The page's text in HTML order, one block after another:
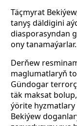
Täçmyrat
tanyş däldigini
diasporasyndan
ony tanamaýarlar.
Derňew
maglumatlaryň
Gündogar
täk maksat
ýörite
Bekiýew